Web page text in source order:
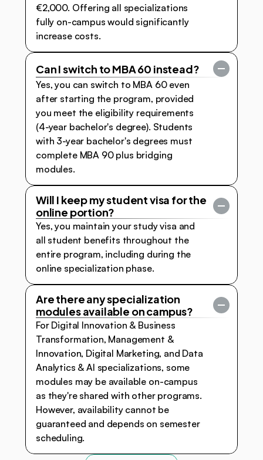
€2,000. Offering all specializations
fully on-campus would significantly
increase costs.
Can I switch to MBA 60 instead?
Yes, you can switch to MBA 60 even
after starting the program, provided
you meet the eligibility requirements
(4-year bachelor's degree). Students
with 3-year bachelor's degrees must
complete MBA 90 plus bridging
modules.
Will I keep my student visa for the
online portion?
Yes, you maintain your study visa and
all student benefits throughout the
entire program, including during the
online specialization phase.
Are there any specialization
modules available on campus?
For Digital Innovation & Business
Transformation, Management &
Innovation, Digital Marketing, and Data
Analytics & AI specializations, some
modules may be available on-campus
as they're shared with other programs.
However, availability cannot be
guaranteed and depends on semester
scheduling.